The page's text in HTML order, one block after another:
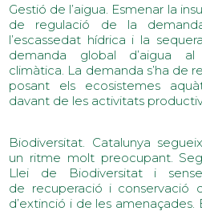
Gestió de l’aigua. Esmenar la
de regulació de la
l’escassedat hídrica i la
demanda global d’aigua al
climàtica. La demanda s’ha de
posant els ecosistemes
davant de les activitats
Biodiversitat. Catalunya
un ritme molt preocupant.
Llei de Biodiversitat i
de recuperació i conservació
d’extinció i de les amenaçades.